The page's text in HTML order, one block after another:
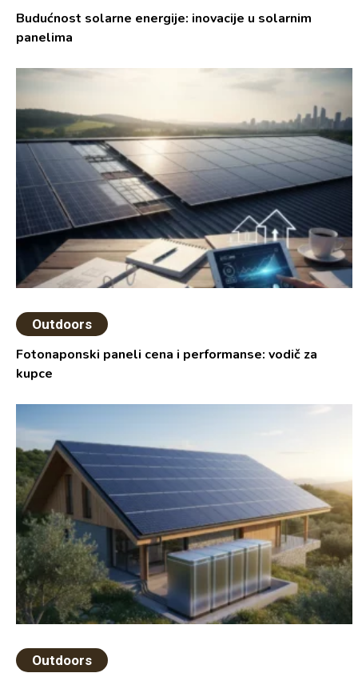
Budućnost solarne energije: inovacije u solarnim
panelima
Outdoors
Fotonaponski paneli cena i performanse: vodič za
kupce
Outdoors